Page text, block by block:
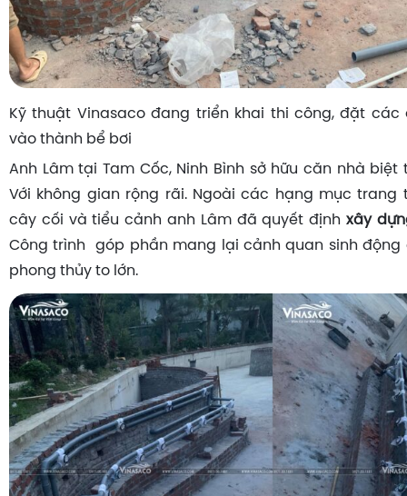
Kỹ thuật Vinasaco đang triển khai thi công, đặt các
vào thành bể bơi
Anh Lâm tại Tam Cốc, Ninh Bình sở hữu căn nhà biệt
Với không gian rộng rãi. Ngoài các hạng mục trang
cây cối và tiểu cảnh anh Lâm đã quyết định xây
Công trình góp phần mang lại cảnh quan sinh động
phong thủy to lớn.